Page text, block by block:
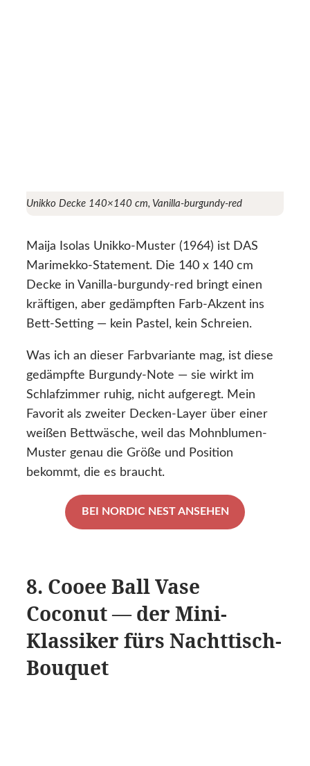
Unikko Decke 140×140 cm, Vanilla-burgundy-red
Maija Isolas Unikko-Muster (1964) ist DAS
Marimekko-Statement. Die 140 x 140 cm
Decke in Vanilla-burgundy-red bringt einen
kräftigen, aber gedämpften Farb-Akzent ins
Bett-Setting — kein Pastel, kein Schreien.
Was ich an dieser Farbvariante mag, ist diese
gedämpfte Burgundy-Note — sie wirkt im
Schlafzimmer ruhig, nicht aufgeregt. Mein
Favorit als zweiter Decken-Layer über einer
weißen Bettwäsche, weil das Mohnblumen-
Muster genau die Größe und Position
bekommt, die es braucht.
BEI NORDIC NEST ANSEHEN
8. Cooee Ball Vase
Coconut — der Mini-
Klassiker fürs Nachttisch-
Bouquet